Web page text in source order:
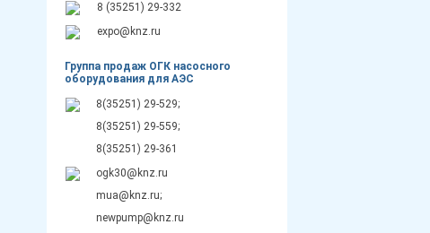
8 (35251) 29-332
expo@knz.ru
Группа продаж ОГК насосного
оборудования для АЭС
8(35251) 29-529;
8(35251) 29-559;
8(35251) 29-361
ogk30@knz.ru
mua@knz.ru;
newpump@knz.ru